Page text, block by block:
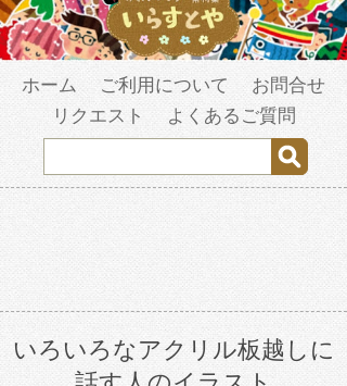
ホーム ご利用について
お問合せ
リクエスト
よくあるご質問
いろいろなアクリル板越しに